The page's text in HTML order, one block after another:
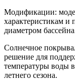
Модификации:
характеристикам
диаметром
Солнечное
решение для
температуры воды
летнего сезона.